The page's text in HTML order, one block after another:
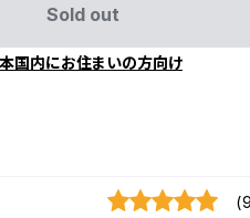
Sold out
国内にお住まいの方向け